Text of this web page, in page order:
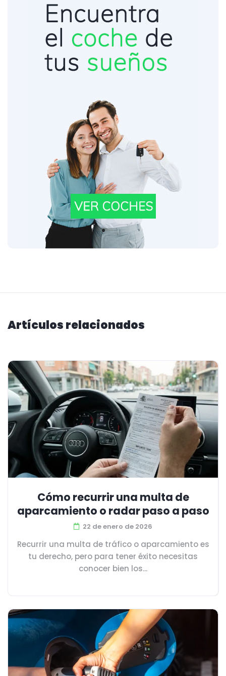
Artículos relacionados
Cómo recurrir una multa de
aparcamiento o radar paso a paso
22 de enero de 2026
Recurrir una multa de tráfico o aparcamiento es
tu derecho, pero para tener éxito necesitas
conocer bien los...